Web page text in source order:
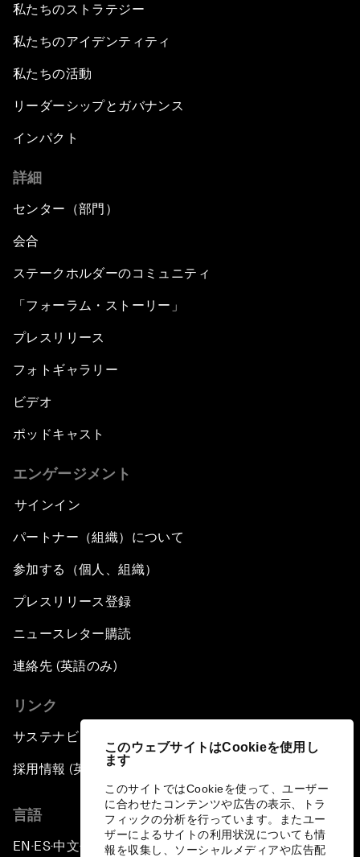
このウェブサイトはCookieを使用し
ます
このサイトではCookieを使って、ユーザー
に合わせたコンテンツや広告の表示、トラ
フィックの分析を行っています。またユー
ザーによるサイトの利用状況についても情
報を収集し、ソーシャルメディアや広告配
私たちのストラテジー
私たちのアイデンティティ
私たちの活動
リーダーシップとガバナンス
インパクト
詳細
センター（部門）
会合
ステークホルダーのコミュニティ
「フォーラム・ストーリー」
プレスリリース
フォトギャラリー
ビデオ
ポッドキャスト
エンゲージメント
サインイン
パートナー（組織）について
参加する（個人、組織）
プレスリリース登録
ニュースレター購読
連絡先 (英語のみ)
リンク
サステナビリティへの取り組み
採用情報 (英語のみ)
言語
EN ▪ES▪中文▪ 日本語